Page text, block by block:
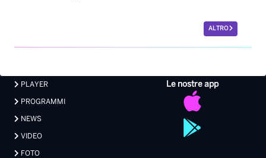
ALTRO
Le nostre app
PLAYER
PROGRAMMI
NEWS
VIDEO
FOTO